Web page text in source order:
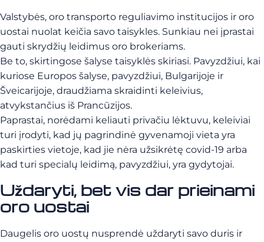
Valstybės, oro transporto reguliavimo institucijos ir oro
uostai nuolat keičia savo taisykles. Sunkiau nei įprastai
gauti skrydžių leidimus oro brokeriams.
Be to, skirtingose šalyse taisyklės skiriasi. Pavyzdžiui, kai
kuriose Europos šalyse, pavyzdžiui, Bulgarijoje ir
Šveicarijoje, draudžiama skraidinti keleivius,
atvykstančius iš Prancūzijos.
Paprastai, norėdami keliauti privačiu lėktuvu, keleiviai
turi įrodyti, kad jų pagrindinė gyvenamoji vieta yra
paskirties vietoje, kad jie nėra užsikrėtę covid-19 arba
kad turi specialų leidimą, pavyzdžiui, yra gydytojai.
Uždaryti, bet vis dar prieinami
oro uostai
Daugelis oro uostų nusprendė uždaryti savo duris ir